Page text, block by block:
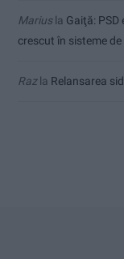
Mariusla Gaiţă:
crescut în sisteme
Razla Relansarea